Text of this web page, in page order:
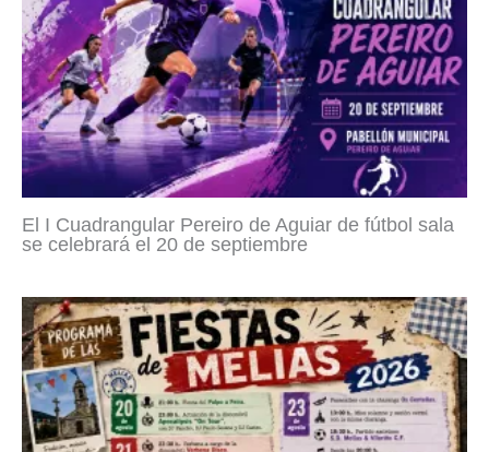
El I Cuadrangular Pereiro de Aguiar de fútbol sala
se celebrará el 20 de septiembre